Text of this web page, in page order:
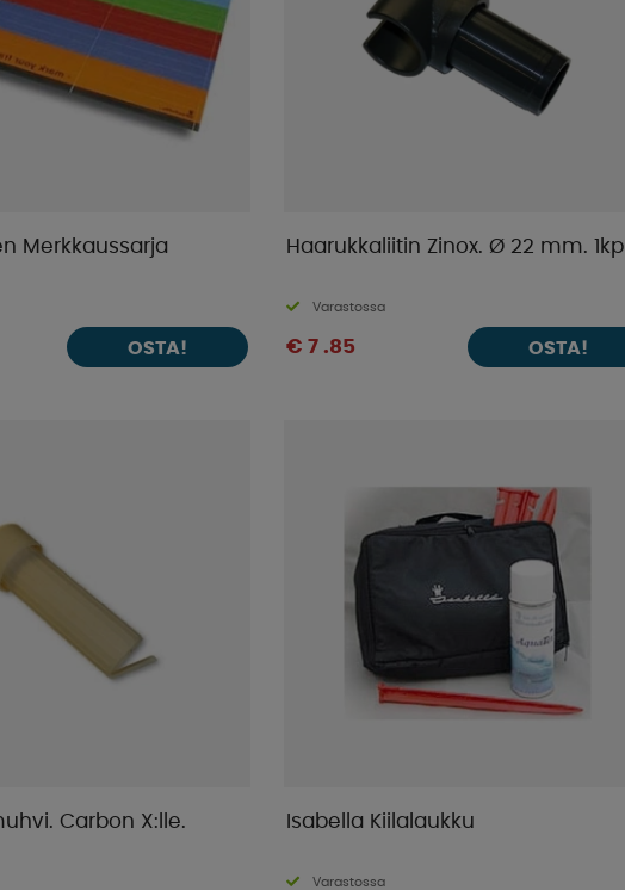
Merkkaussarja
OSTA!
Haarukkaliitin Zinox. Ø 22 mm. 1kpl
Varastossa
€ 7 .85 OSTA!
Carbon X:lle. Isabella Kiilalaukku
Varastossa